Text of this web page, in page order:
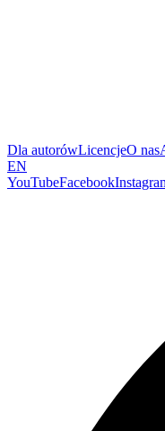
Dla autorówLicencjeO nas
EN
YouTubeFacebook